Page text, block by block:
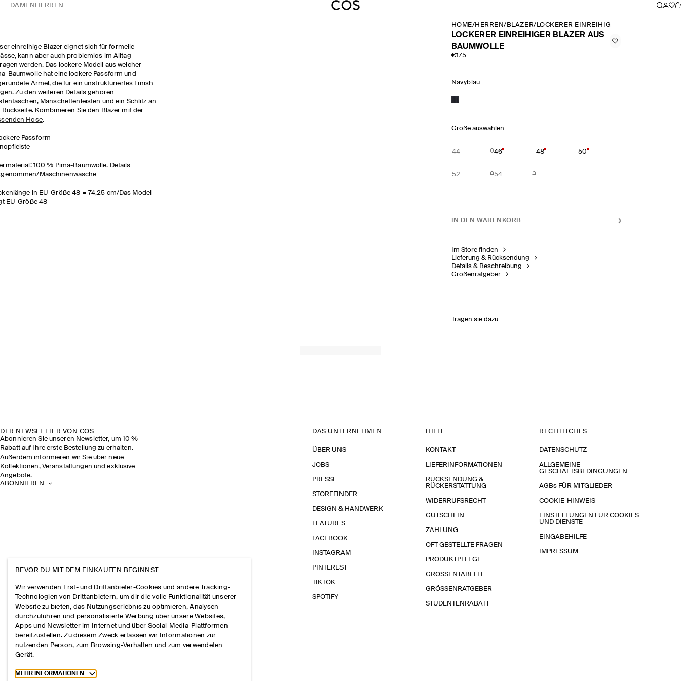
DAMEN HERREN
einreihige Blazer eignet sich für formelle
kann aber auch problemlos im Alltag
werden. Das lockere Modell aus weicher
Baumwolle hat eine lockere Passform und
Ärmel, die für ein unstrukturiertes Finish
Zu den weiteren Details gehören
Manschettenleisten und ein Schlitz an
Rückseite. Kombinieren Sie den Blazer mit der
Hose.
Passform
100 % Pima-Baumwolle. Details
Maschinenwäsche
in EU-Größe 48 = 74,25 cm/Das Model
EU-Größe 48
HOME/HERREN/ BLAZER/ LOCKERER EINREIHIGER BLAZER AUS
LOCKERER EINREIHIGER BLAZER AUS
BAUMWOLLE
€175
Navyblau
Größe auswählen
44 46 48 50
52 54
IN DEN WARENKORB
Im Store finden
Lieferung & Rücksendung
Details & Beschreibung
Größenratgeber
Tragen sie dazu
DER NEWSLETTER VON COS
Abonnieren Sie unseren Newsletter, um 10 %
Rabatt auf Ihre erste Bestellung zu erhalten.
Außerdem informieren wir Sie über neue
Kollektionen, Veranstaltungen und exklusive
Angebote.
ABONNIEREN
DAS UNTERNEHMEN
ÜBER UNS
JOBS
PRESSE
STOREFINDER
DESIGN & HANDWERK
FEATURES
FACEBOOK
INSTAGRAM
PINTEREST
TIKTOK
SPOTIFY
HILFE
KONTAKT
LIEFERINFORMATIONEN
RÜCKSENDUNG &
RÜCKERSTATTUNG
WIDERRUFSRECHT
GUTSCHEIN
ZAHLUNG
OFT GESTELLTE FRAGEN
PRODUKTPFLEGE
GRÖSSENTABELLE
GRÖSSENRATGEBER
STUDENTENRABATT
RECHTLICHES
DATENSCHUTZ
ALLGEMEINE
GESCHÄFTSBEDINGUNGEN
AGBs FÜR MITGLIEDER
COOKIE-HINWEIS
EINSTELLUNGEN FÜR COOKIES
UND DIENSTE
EINGABEHILFE
IMPRESSUM
BEVOR DU MIT DEM EINKAUFEN BEGINNST
Wir verwenden Erst- und Drittanbieter-Cookies und andere Tracking-
Technologien von Drittanbietern, um dir die volle Funktionalität unserer
Website zu bieten, das Nutzungserlebnis zu optimieren, Analysen
durchzuführen und personalisierte Werbung über unsere Websites,
Apps und Newsletter im Internet und über Social-Media-Plattformen
bereitzustellen. Zu diesem Zweck erfassen wir Informationen zur
nutzenden Person, zum Browsing-Verhalten und zum verwendeten
Gerät.
Toggle more cookie information
MEHR INFORMATIONEN